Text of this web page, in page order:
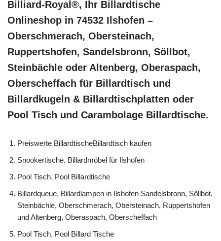
Billiard-Royal®, Ihr Billardtische
Onlineshop in 74532 Ilshofen –
Oberschmerach, Obersteinach,
Ruppertshofen, Sandelsbronn, Söllbot,
Steinbächle oder Altenberg, Oberaspach,
Oberscheffach für Billardtisch und
Billardkugeln & Billardtischplatten oder
Pool Tisch und Carambolage Billardtische.
Preiswerte BillardtischeBillardtisch kaufen
Snookertische, Billardmöbel für Ilshofen
Pool Tisch, Pool Billardtische
Billardqueue, Billardlampen in Ilshofen Sandelsbronn, Söllbot,
Steinbächle, Oberschmerach, Obersteinach, Ruppertshofen
und Altenberg, Oberaspach, Oberscheffach
Pool Tisch, Pool Billard Tische